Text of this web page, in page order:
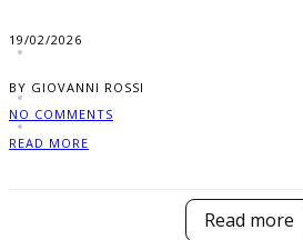
19/02/2026
BY GIOVANNI ROSSI
NO COMMENTS
READ MORE
Read more